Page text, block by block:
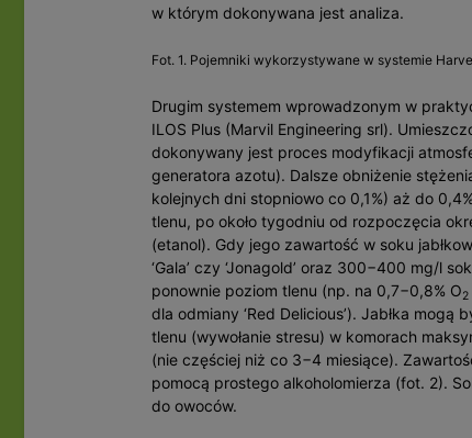
w którym dokonywana jest analiza.
Fot. 1. Pojemniki wykorzystywane w systemie
Drugim systemem wprowadzonym w
ILOS Plus (Marvil Engineering srl).
dokonywany jest proces modyfikacji
generatora azotu). Dalsze obniżenie
kolejnych dni stopniowo co 0,1%) aż do
tlenu, po około tygodniu od rozpoczęcia
(etanol). Gdy jego zawartość w soku
‘Gala’ czy ‘Jonagold’ oraz 300−400 mg/l
ponownie poziom tlenu (np. na 0,7−0,8% O2
dla odmiany ‘Red Delicious’). Jabłka
tlenu (wywołanie stresu) w komorach
(nie częściej niż co 3−4 miesiące).
pomocą prostego alkoholomierza (fot. 2).
do owoców.